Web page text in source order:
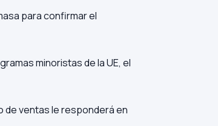
para confirmar el
minoristas de la UE, el
de ventas le responderá en